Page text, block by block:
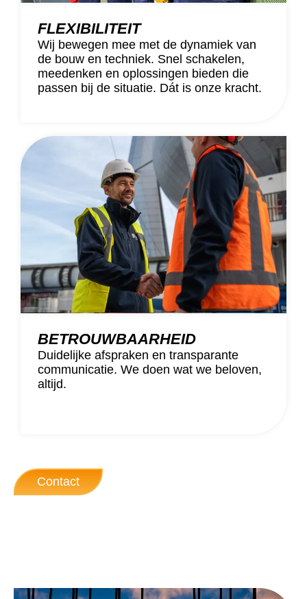
FLEXIBILITEIT
Wij bewegen mee met de dynamiek van
de bouw en techniek. Snel schakelen,
meedenken en oplossingen bieden die
passen bij de situatie. Dát is onze kracht.
BETROUWBAARHEID
Duidelijke afspraken en transparante
communicatie. We doen wat we beloven,
altijd.
Contact